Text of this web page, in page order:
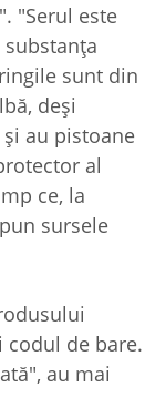
"Serul este
sunt din
deşi
au pistoane
al
ce, la
sursele
de bare.
au mai